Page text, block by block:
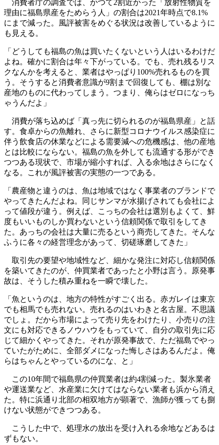
消費者庁の調査では、かつて2割近かった「放射性物質を
理由に福島県産をためらう人」の割合は2021年時点で8.1%
にまで減った。風評被害をめぐる状況は改善しているように
も見える。
「どうしても福島の魚は買いたくないという人はいるわけだ
よね。確かに割合は年々下がっている。でも、売れ残るリス
クなんかを考えると、業者はやっぱり100%売れるものを買
う。そうすると消費者意識が9割まで回復しても、棚は別な
産地のものに代わってしまう。つまり、俺らはゼロになっち
ゃうんだよ」
消費が落ち込めば「真っ先に切られるのが福島県産」と話
す。食卓からの魚離れ、さらに新型コロナウイルス感染症に
伴う飲食店の休業などによる需要減への危機感は、他の産地
とは比較にならない。福島の魚を外しても流通する形ができ
つつある現状で、市場が縮小すれば、入る余地はさらになく
なる。これが風評被害の実態の一つである。
「農産物と違うのは、魚は地域ではなく事業者のブランドで
やってきたんだよね。同じサンマが水揚げされても会社によ
って値段が違う。例えば、こっちの会社は選別もよくて、鮮
度もいいものしか買わないという信頼関係で取引をしてき
た。あっちの会社は大量に売るという商売してきた。そんな
ふうに各々の経営理念があって、切磋琢磨してきた」
取引先の要望や地域性など、細かな発注に対応し信頼関係
を築いてきたのが、仲買業者であったと小野は言う。原発事
故は、そうした積み重ねを一瞬で壊した。
「魚というのは、地方の特性がすごく出る。赤ガレイは東京
でも相馬でも売れない。売れるのはいわきと名古屋。不思議
でしょ。だから市場によって売り先をわけたり、小売りの注
文にも対応できるノウハウをもっていて、自分の取引先に応
じて細かくやってきた。それが原発事故で、ただ福島でやっ
ていたがために、全部ダメになった悔しさはあるんだよ。俺
らはちゃんとやっているのにな、と」
この10年間で福島県の仲買業者は約4割減った。製氷業者
や運送業など、水産業に欠けてはならない業者も浜から消え
た。特に浜通り北部の相双地方が顕著で、漁師が獲っても捌
けない状態ができつつある。
こうした中で、処理水の放出を受け入れる余地などあるは
ずもない。